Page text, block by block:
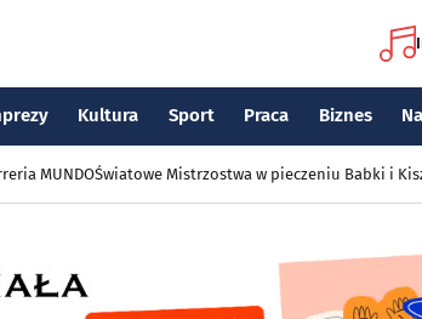
Kultura Sport Praca Biznes
MUNDOŚwiatowe Mistrzostwa w pieczeniu Babki i